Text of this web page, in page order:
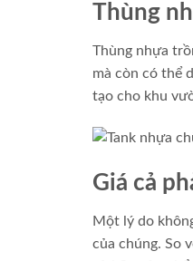
Thùng
Thùng nhựa
mà còn có thể
tạo cho khu
Giá cả
Một lý do
của chúng. So